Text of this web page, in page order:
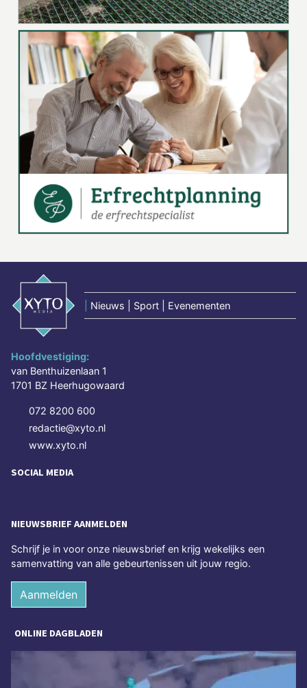
Nieuws | Sport | Evenementen
Hoofdvestiging:
van Benthuizenlaan 1
1701 BZ Heerhugowaard
072 8200 600
redactie@xyto.nl
www.xyto.nl
SOCIAL MEDIA
NIEUWSBRIEF AANMELDEN
Schrijf je in voor onze nieuwsbrief en krijg wekelijks een
samenvatting van alle gebeurtenissen uit jouw regio.
Aanmelden
ONLINE DAGBLADEN